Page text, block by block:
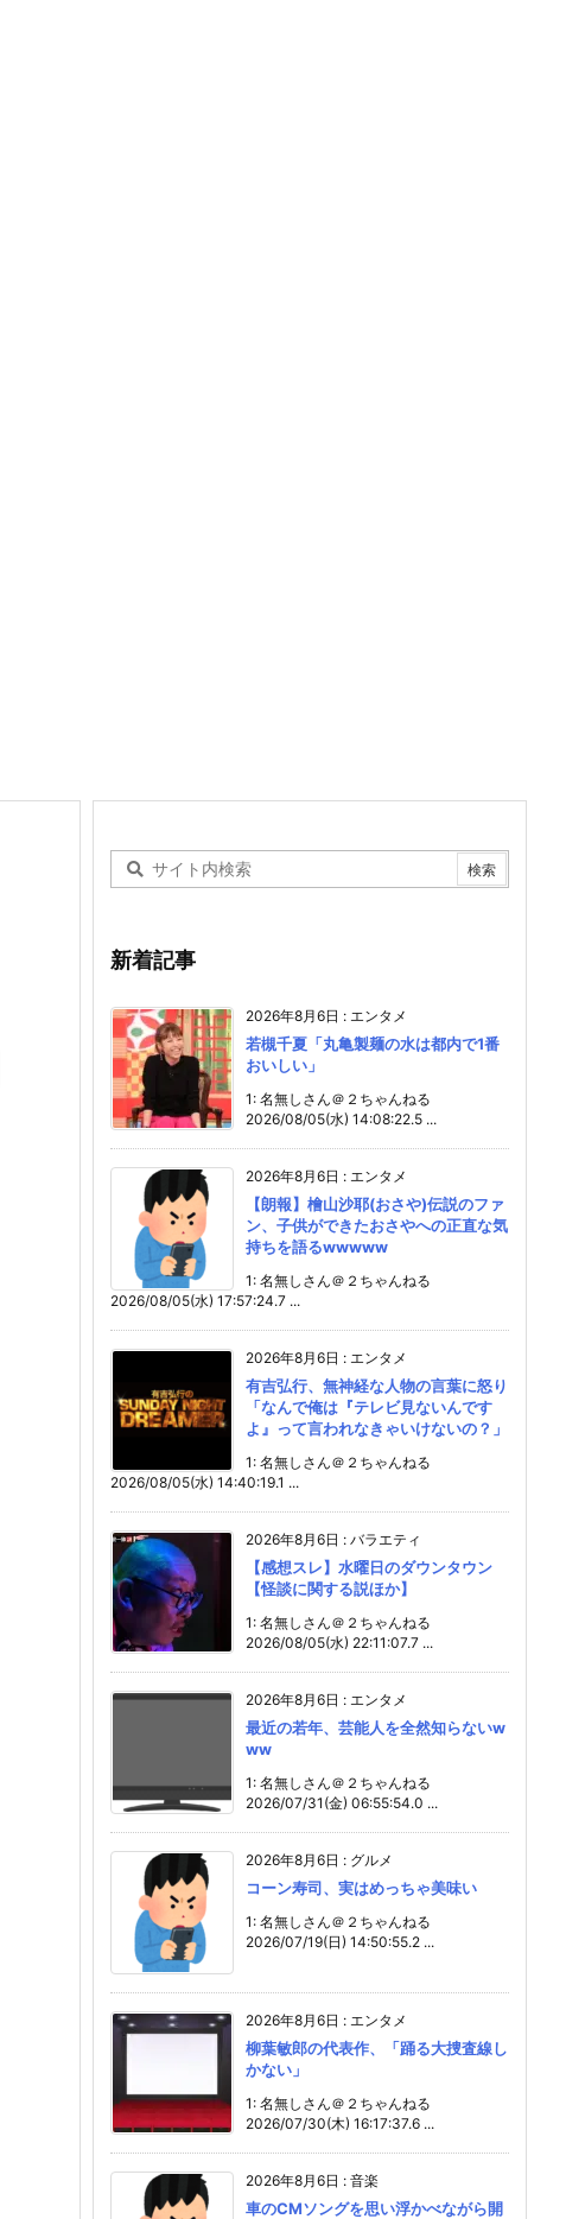
新着記事
2026年8月6日 : エンタメ
若槻千夏「丸亀製麺の水は都内で1番
おいしい」
1: 名無しさん＠２ちゃんねる
2026/08/05(水) 14:08:22.5 ...
2026年8月6日 : エンタメ
【朗報】檜山沙耶(おさや)伝説のファ
ン、子供ができたおさやへの正直な気
持ちを語るwwwww
1: 名無しさん＠２ちゃんねる
2026/08/05(水) 17:57:24.7 ...
2026年8月6日 : エンタメ
有吉弘行、無神経な人物の言葉に怒り
「なんで俺は『テレビ見ないんです
よ』って言われなきゃいけないの？」
1: 名無しさん＠２ちゃんねる
2026/08/05(水) 14:40:19.1 ...
2026年8月6日 : バラエティ
【感想スレ】水曜日のダウンタウン
【怪談に関する説ほか】
1: 名無しさん＠２ちゃんねる
2026/08/05(水) 22:11:07.7 ...
2026年8月6日 : エンタメ
最近の若年、芸能人を全然知らないw
ww
1: 名無しさん＠２ちゃんねる
2026/07/31(金) 06:55:54.0 ...
2026年8月6日 : グルメ
コーン寿司、実はめっちゃ美味い
1: 名無しさん＠２ちゃんねる
2026/07/19(日) 14:50:55.2 ...
2026年8月6日 : エンタメ
柳葉敏郎の代表作、「踊る大捜査線し
かない」
1: 名無しさん＠２ちゃんねる
2026/07/30(木) 16:17:37.6 ...
2026年8月6日 : 音楽
車のCMソングを思い浮かべながら開